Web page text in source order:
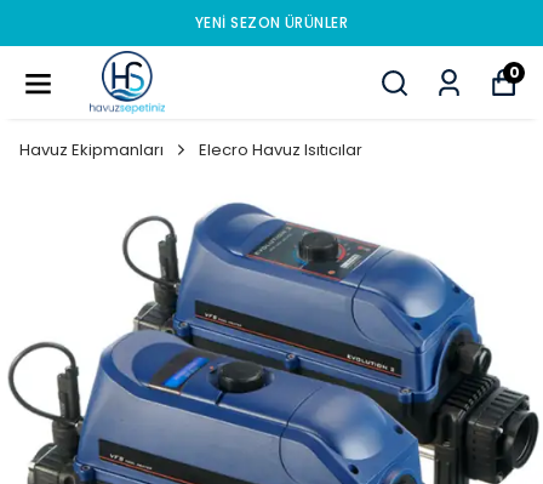
YENI SEZON ÜRÜNLER
0
Havuz Ekipmanları Elecro Havuz Isıtıcılar